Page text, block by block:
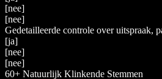
[nee]
[nee]
Gedetailleerde controle over uitspraak,
[ja]
[nee]
[nee]
60+ Natuurlijk Klinkende Stemmen